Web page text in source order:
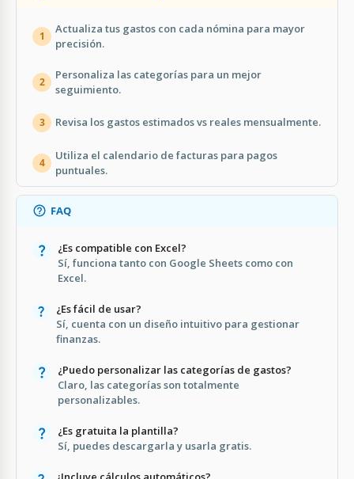
1
Actualiza tus gastos con cada nómina para mayor
precisión.
2
Personaliza las categorías para un mejor
seguimiento.
3 Revisa los gastos estimados vs reales mensualmente.
4
Utiliza el calendario de facturas para pagos
puntuales.
FAQ
¿Es compatible con Excel?
Sí, funciona tanto con Google Sheets como con
Excel.
¿Es fácil de usar?
Sí, cuenta con un diseño intuitivo para gestionar
finanzas.
¿Puedo personalizar las categorías de gastos?
Claro, las categorías son totalmente
personalizables.
¿Es gratuita la plantilla?
Sí, puedes descargarla y usarla gratis.